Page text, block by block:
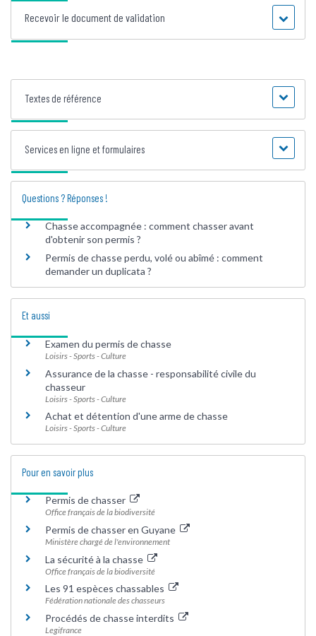
Recevoir le document de validation
Textes de référence
Services en ligne et formulaires
Questions ? Réponses !
Chasse accompagnée : comment chasser avant
d'obtenir son permis ?
Permis de chasse perdu, volé ou abîmé : comment
demander un duplicata ?
Et aussi
Examen du permis de chasse
Loisirs - Sports - Culture
Assurance de la chasse - responsabilité civile du
chasseur
Loisirs - Sports - Culture
Achat et détention d'une arme de chasse
Loisirs - Sports - Culture
Pour en savoir plus
Permis de chasser
Office français de la biodiversité
Permis de chasser en Guyane
Ministère chargé de l'environnement
La sécurité à la chasse
Office français de la biodiversité
Les 91 espèces chassables
Fédération nationale des chasseurs
Procédés de chasse interdits
Legifrance